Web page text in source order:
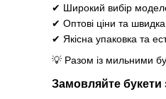
✔ Широкий вибір
✔ Оптові ціни та швидка
✔ Якісна упаковка та
💡 Разом із мильними
Замовляйте